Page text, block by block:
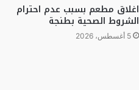
اغلاق مطعم بسبب عدم احترام
الشروط الصحية بطنجة
5 أغسطس، 2026